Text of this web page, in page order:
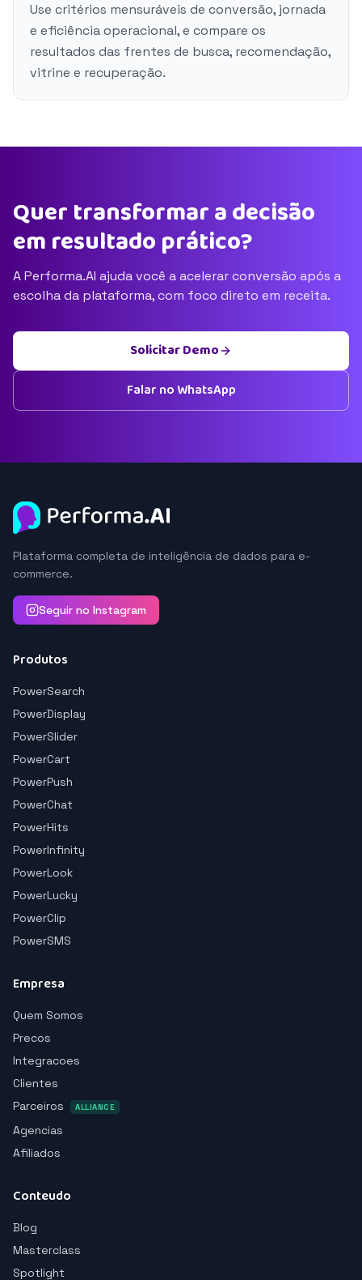
Use critérios mensuráveis de conversão, jornada
e eficiência operacional, e compare os
resultados das frentes de busca, recomendação,
vitrine e recuperação.
Quer transformar a decisão
em resultado prático?
A Performa.AI ajuda você a acelerar conversão após a
escolha da plataforma, com foco direto em receita.
Solicitar Demo
Falar no WhatsApp
Plataforma completa de inteligência de dados para e-
commerce.
Seguir no Instagram
Produtos
PowerSearch
PowerDisplay
PowerSlider
PowerCart
PowerPush
PowerChat
PowerHits
PowerInfinity
PowerLook
PowerLucky
PowerClip
PowerSMS
Empresa
Quem Somos
Precos
Integracoes
Clientes
Parceiros
ALLIANCE
Agencias
Afiliados
Conteudo
Blog
Masterclass
Spotlight